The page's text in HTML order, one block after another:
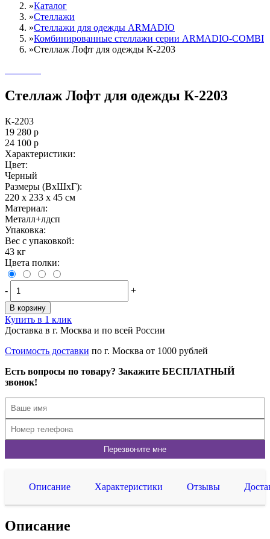
»Каталог
»Стеллажи
»Cтеллажи для одежды ARMADIO
»Комбинированные стеллажи серии ARMADIO-COMBI
»Стеллаж Лофт для одежды К-2203
Стеллаж Лофт для одежды К-2203
К-2203
19 280 р
24 100 р
Характеристики:
Цвет:
Черный
Размеры (ВxШxГ):
220 x 233 x 45 см
Материал:
Металл+лдсп
Упаковка:
Вес с упаковкой:
43 кг
Цвета полки:
- +
В корзину
Купить в 1 клик
Доставка в г. Москва и по всей России
Стоимость доставки по г. Москва от 1000 рублей
Есть вопросы по товару? Закажите БЕСПЛАТНЫЙ
звонок!
Описание Характеристики Отзывы
Описание